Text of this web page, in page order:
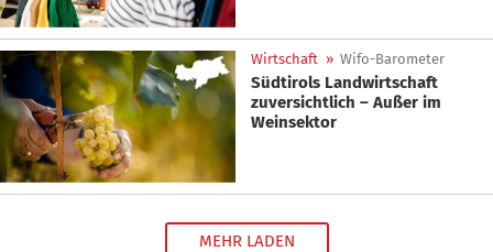
Wirtschaft » Wifo-Barometer
Südtirols Landwirtschaft
zuversichtlich – Außer im
Weinsektor
MEHR LADEN